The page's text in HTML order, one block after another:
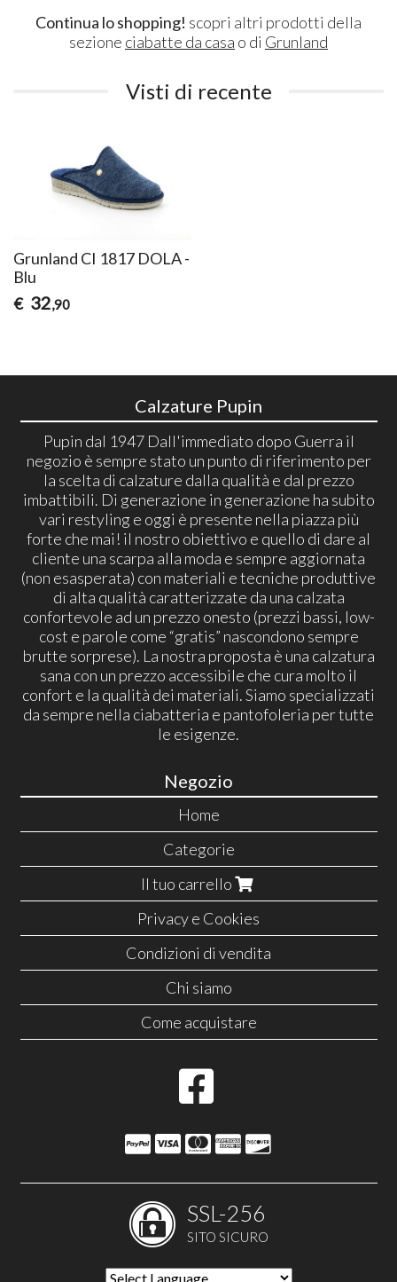
Continua lo shopping! scopri altri prodotti della
sezione ciabatte da casa o di Grunland
Visti di recente
Grunland CI 1817 DOLA -
Blu
€ 32,90
Calzature Pupin
Pupin dal 1947 Dall'immediato dopo Guerra il
negozio è sempre stato un punto di riferimento per
la scelta di calzature dalla qualità e dal prezzo
imbattibili. Di generazione in generazione ha subito
vari restyling e oggi è presente nella piazza più
forte che mai! il nostro obiettivo e quello di dare al
cliente una scarpa alla moda e sempre aggiornata
(non esasperata) con materiali e tecniche produttive
di alta qualità caratterizzate da una calzata
confortevole ad un prezzo onesto (prezzi bassi, low-
cost e parole come “gratis” nascondono sempre
brutte sorprese). La nostra proposta è una calzatura
sana con un prezzo accessibile che cura molto il
confort e la qualità dei materiali. Siamo specializzati
da sempre nella ciabatteria e pantofoleria per tutte
le esigenze.
Negozio
Home
Categorie
Il tuo carrello
Privacy e Cookies
Condizioni di vendita
Chi siamo
Come acquistare
SSL-256
SITO SICURO